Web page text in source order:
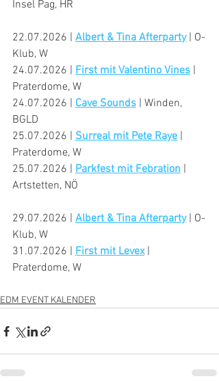
Insel Pag, HR
22.07.2026 | Albert & Tina Afterparty | O-
Klub, W
24.07.2026 | First mit Valentino Vines |
Praterdome, W
24.07.2026 | Cave Sounds | Winden,
BGLD
25.07.2026 | Surreal mit Pete Raye |
Praterdome, W
25.07.2026 | Parkfest mit Febration |
Artstetten, NÖ
29.07.2026 | Albert & Tina Afterparty | O-
Klub, W
31.07.2026 | First mit Levex |
Praterdome, W
EDM EVENT KALENDER